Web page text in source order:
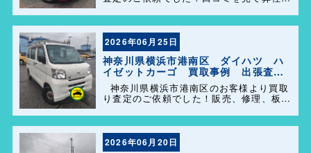
事があれば気軽にご相談して下さい(^o^)
／
2026年06月25日
神奈川県横浜市港南区 ダイハツ ハ
イゼットカーゴ 買取事例 出張査
定 ハッピーカーズ港南店！
神奈川県横浜市港南区のお客様より買取
り査定のご依頼でした！販売、修理、板
の事で困った事があれば、気軽にご相談し
て下さい(^o^)／
2026年06月20日